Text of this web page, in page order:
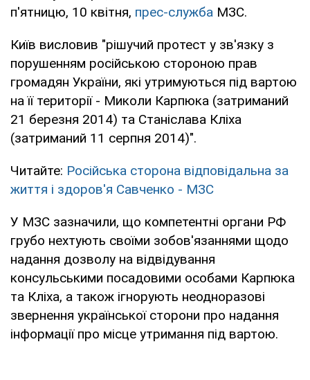
п'ятницю, 10 квітня, прес-служба МЗС.
Київ висловив "рішучий протест у зв'язку з
порушенням російською стороною прав
громадян України, які утримуються під вартою
на її території - Миколи Карпюка (затриманий
21 березня 2014) та Станіслава Кліха
(затриманий 11 серпня 2014)".
Читайте: Російська сторона відповідальна за
життя і здоров'я Савченко - МЗС
У МЗС зазначили, що компетентні органи РФ
грубо нехтують своїми зобов'язаннями щодо
надання дозволу на відвідування
консульськими посадовими особами Карпюка
та Кліха, а також ігнорують неодноразові
звернення української сторони про надання
інформації про місце утримання під вартою.